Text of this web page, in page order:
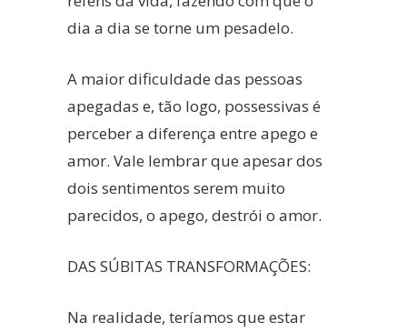
dia a dia se torne um pesadelo.
A maior dificuldade das pessoas
apegadas e, tão logo, possessivas é
perceber a diferença entre apego e
amor. Vale lembrar que apesar dos
dois sentimentos serem muito
parecidos, o apego, destrói o amor.
DAS SÚBITAS TRANSFORMAÇÕES:
Na realidade, teríamos que estar